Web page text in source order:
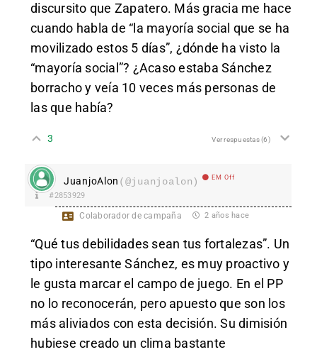
discursito que Zapatero. Más gracia me hace
cuando habla de “la mayoría social que se ha
movilizado estos 5 días”, ¿dónde ha visto la
“mayoría social”? ¿Acaso estaba Sánchez
borracho y veía 10 veces más personas de
las que había?
3 Ver respuestas(6)
JuanjoAlon (@juanjoalon) EM Off
#2853929
Colaborador de campaña 2 años hace
“Qué tus debilidades sean tus fortalezas”. Un
tipo interesante Sánchez, es muy proactivo y
le gusta marcar el campo de juego. En el PP
no lo reconocerán, pero apuesto que son los
más aliviados con esta decisión. Su dimisión
hubiese creado un clima bastante